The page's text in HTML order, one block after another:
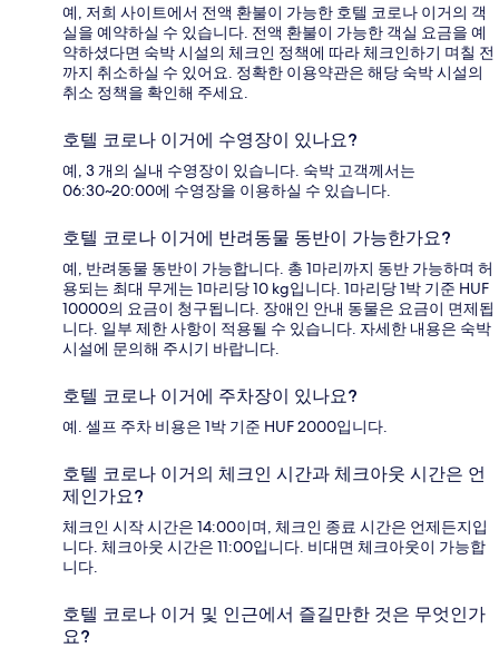
예, 저희 사이트에서 전액 환불이 가능한 호텔 코로나 이거의 객
실을 예약하실 수 있습니다. 전액 환불이 가능한 객실 요금을 예
약하셨다면 숙박 시설의 체크인 정책에 따라 체크인하기 며칠 전
까지 취소하실 수 있어요. 정확한 이용약관은 해당 숙박 시설의
취소 정책을 확인해 주세요.
호텔 코로나 이거에 수영장이 있나요?
예, 3 개의 실내 수영장이 있습니다. 숙박 고객께서는
06:30~20:00에 수영장을 이용하실 수 있습니다.
호텔 코로나 이거에 반려동물 동반이 가능한가요?
예, 반려동물 동반이 가능합니다. 총 1마리까지 동반 가능하며 허
용되는 최대 무게는 1마리당 10 kg입니다. 1마리당 1박 기준 HUF
10000의 요금이 청구됩니다. 장애인 안내 동물은 요금이 면제됩
니다. 일부 제한 사항이 적용될 수 있습니다. 자세한 내용은 숙박
시설에 문의해 주시기 바랍니다.
호텔 코로나 이거에 주차장이 있나요?
예. 셀프 주차 비용은 1박 기준 HUF 2000입니다.
호텔 코로나 이거의 체크인 시간과 체크아웃 시간은 언
제인가요?
체크인 시작 시간은 14:00이며, 체크인 종료 시간은 언제든지입
니다. 체크아웃 시간은 11:00입니다. 비대면 체크아웃이 가능합
니다.
호텔 코로나 이거 및 인근에서 즐길만한 것은 무엇인가
요?